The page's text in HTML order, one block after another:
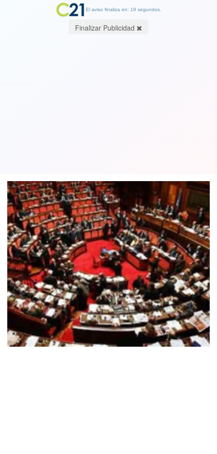
El aviso finaliza en: 18 segundos.
Finalizar Publicidad